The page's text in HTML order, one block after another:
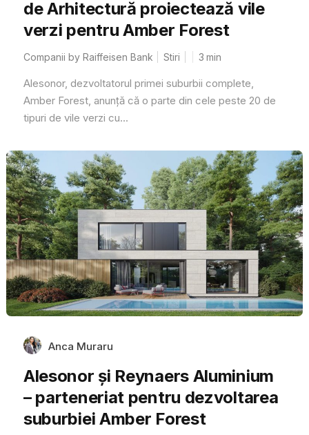
de Arhitectură proiectează vile
verzi pentru Amber Forest
Companii by Raiffeisen Bank Stiri 3 min
Alesonor, dezvoltatorul primei suburbii complete,
Amber Forest, anunță că o parte din cele peste 20 de
tipuri de vile verzi cu...
Anca Muraru
Alesonor și Reynaers Aluminium
– parteneriat pentru dezvoltarea
suburbiei Amber Forest